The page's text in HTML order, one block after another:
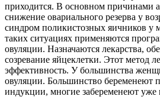
приходится. В основном причинами
снижение овариального резерва у
синдром поликистозных яичников
таких ситуациях применяются
овуляции. Назначаются лекарства,
созревание яйцеклетки. Этот метод
эффективность. У большинства
овуляции. Большинство беременеют
индукции, многие забеременеют уже